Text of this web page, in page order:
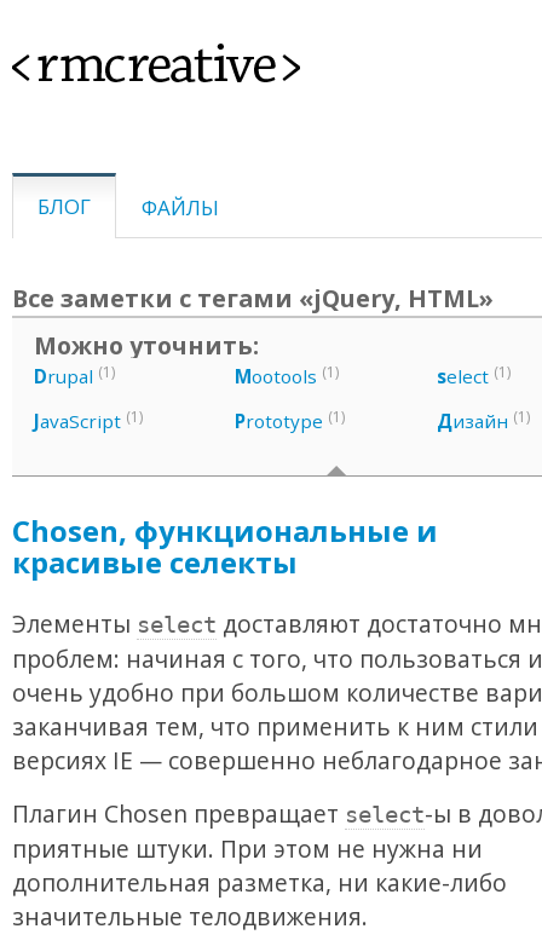
<rmcreative>
БЛОГ ФАЙЛЫ
Все заметки с тегами «jQuery, HTML»
Можно уточнить:
Drupal (1)
JavaScript (1)
Mootools (1)
Prototype (1)
select (1)
Дизайн (1)
Chosen, функциональные и
красивые селекты
Элементы select доставляют достаточно
проблем: начиная с того, что пользоваться
очень удобно при большом количестве
заканчивая тем, что применить к ним
версиях IE — совершенно неблагодарное
Плагин Chosen превращает select-ы в
приятные штуки. При этом не нужна ни
дополнительная разметка, ни какие-либо
значительные телодвижения.